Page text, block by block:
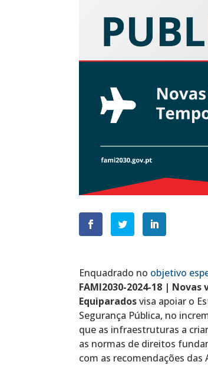
Enquadrado no objetivo
FAMI2030-2024-18 |
Equiparadosvisa apoiar o
Segurança Pública, no
que as infraestruturas a
as normas de direitos
com as recomendações das